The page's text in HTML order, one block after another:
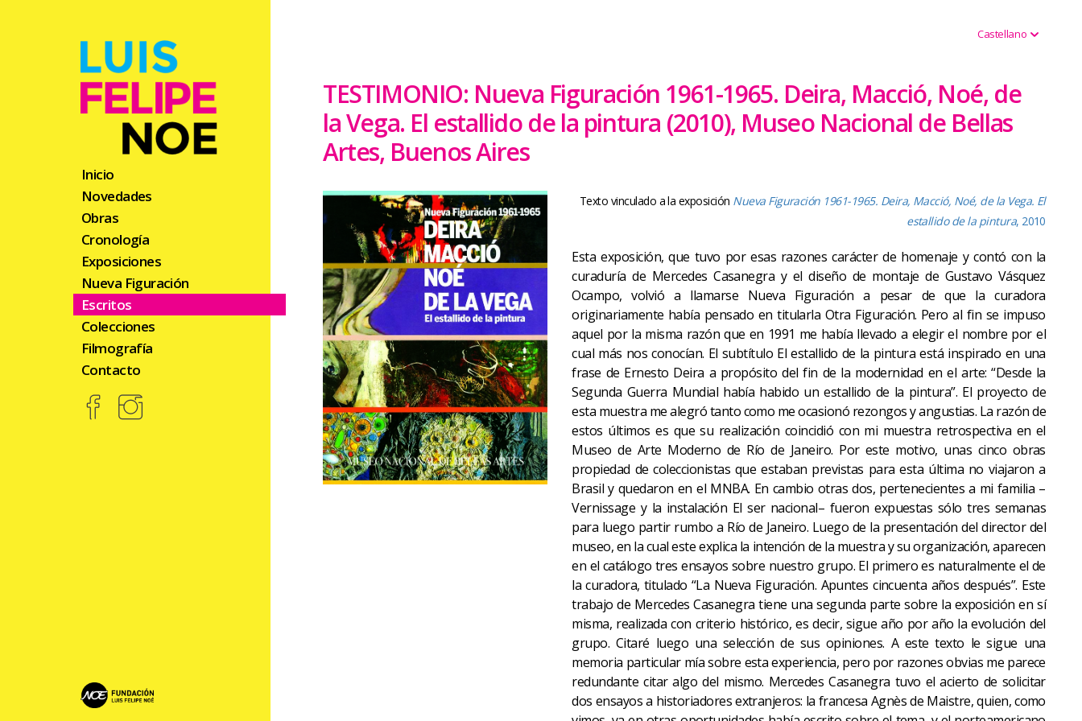
Inicio
Novedades
Obras
Cronología
Exposiciones
Nueva Figuración
Escritos
Colecciones
Filmografía
Contacto
Castellano
TESTIMONIO: Nueva Figuración 1961-1965. Deira, Macció, Noé, de
la Vega. El estallido de la pintura (2010), Museo Nacional de Bellas
Artes, Buenos Aires
Texto vinculado a la exposición Nueva Figuración 1961-1965. Deira, Macció, Noé, de la Vega. El
estallido de la pintura, 2010
Esta exposición, que tuvo por esas razones carácter de homenaje y contó con la
curaduría de Mercedes Casanegra y el diseño de montaje de Gustavo Vásquez
Ocampo, volvió a llamarse Nueva Figuración a pesar de que la curadora
originariamente había pensado en titularla Otra Figuración. Pero al fin se impuso
aquel por la misma razón que en 1991 me había llevado a elegir el nombre por el
cual más nos conocían. El subtítulo El estallido de la pintura está inspirado en una
frase de Ernesto Deira a propósito del fin de la modernidad en el arte: “Desde la
Segunda Guerra Mundial había habido un estallido de la pintura”. El proyecto de
esta muestra me alegró tanto como me ocasionó rezongos y angustias. La razón de
estos últimos es que su realización coincidió con mi muestra retrospectiva en el
Museo de Arte Moderno de Río de Janeiro. Por este motivo, unas cinco obras
propiedad de coleccionistas que estaban previstas para esta última no viajaron a
Brasil y quedaron en el MNBA. En cambio otras dos, pertenecientes a mi familia –
Vernissage y la instalación El ser nacional– fueron expuestas sólo tres semanas
para luego partir rumbo a Río de Janeiro. Luego de la presentación del director del
museo, en la cual este explica la intención de la muestra y su organización, aparecen
en el catálogo tres ensayos sobre nuestro grupo. El primero es naturalmente el de
la curadora, titulado “La Nueva Figuración. Apuntes cincuenta años después”. Este
trabajo de Mercedes Casanegra tiene una segunda parte sobre la exposición en sí
misma, realizada con criterio histórico, es decir, sigue año por año la evolución del
grupo. Citaré luego una selección de sus opiniones. A este texto le sigue una
memoria particular mía sobre esta experiencia, pero por razones obvias me parece
redundante citar algo del mismo. Mercedes Casanegra tuvo el acierto de solicitar
dos ensayos a historiadores extranjeros: la francesa Agnès de Maistre, quien, como